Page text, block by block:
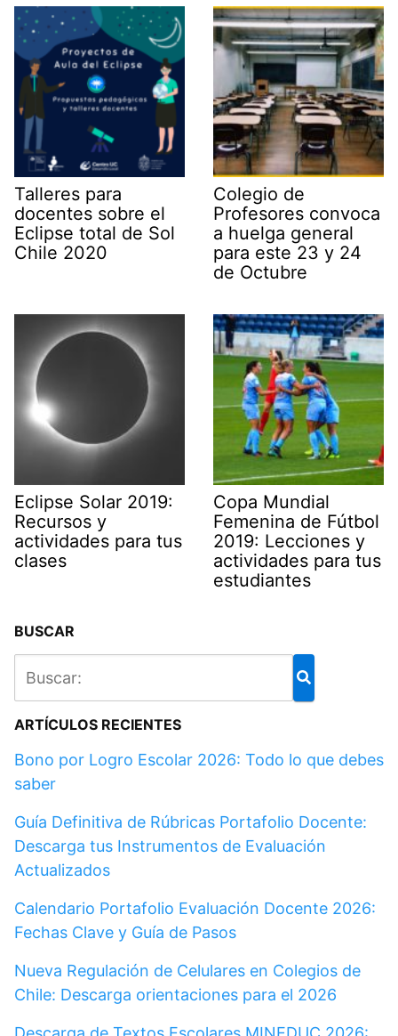
Talleres para
docentes sobre el
Eclipse total de Sol
Chile 2020
Colegio de
Profesores convoca
a huelga general
para este 23 y 24
de Octubre
Eclipse Solar 2019:
Recursos y
actividades para tus
clases
Copa Mundial
Femenina de Fútbol
2019: Lecciones y
actividades para tus
estudiantes
BUSCAR
ARTÍCULOS RECIENTES
Bono por Logro Escolar 2026: Todo lo que debes
saber
Guía Definitiva de Rúbricas Portafolio Docente:
Descarga tus Instrumentos de Evaluación
Actualizados
Calendario Portafolio Evaluación Docente 2026:
Fechas Clave y Guía de Pasos
Nueva Regulación de Celulares en Colegios de
Chile: Descarga orientaciones para el 2026